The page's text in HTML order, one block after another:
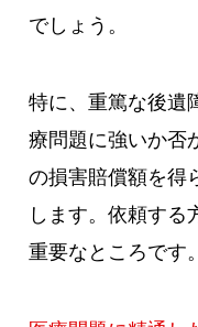
でしょう。
特に、重篤な後遺
療問題に強いか否
の損害賠償額を得
します。依頼する
重要なところです。